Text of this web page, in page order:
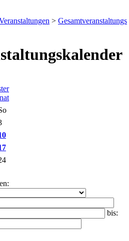
> Gesamtveranstaltungs
bis: